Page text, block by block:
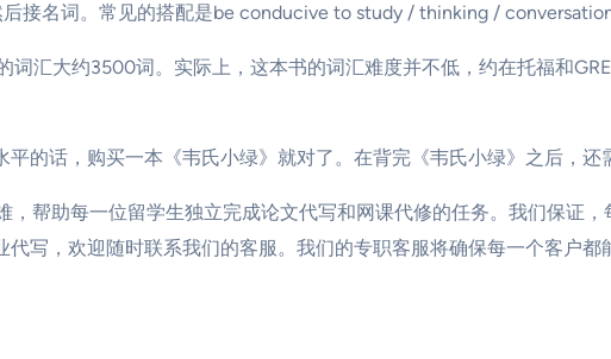
接名词。常见的搭配是be conducive to study / thinking / conversation
词汇大约3500词。实际上，这本书的词汇难度并不低，约在托福和
的话，购买一本《韦氏小绿》就对了。在背完《韦氏小绿》之后，还
，帮助每一位留学生独立完成论文代写和网课代修的任务。我们保证
写，欢迎随时联系我们的客服。我们的专职客服将确保每一个客户